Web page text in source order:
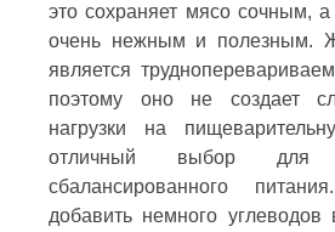
это сохраняет мясо сочным, а
очень нежным и полезным.
является
поэтому оно не создает
нагрузки на
отличный выбор для
сбалансированного
добавить немного